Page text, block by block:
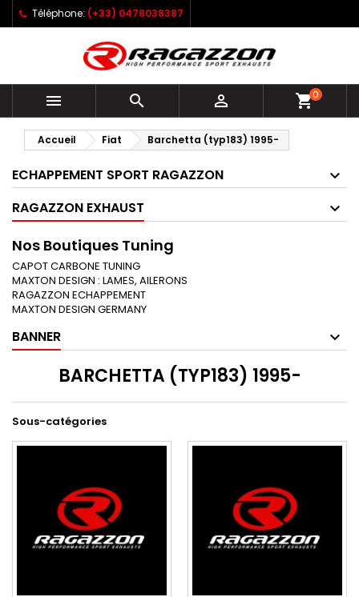
Téléphone: (+33) 0478038387
   shopping_cart0
Accueil Fiat Barchetta (typ183) 1995-
ECHAPPEMENT SPORT RAGAZZON
RAGAZZON EXHAUST
Nos Boutiques Tuning
CAPOT CARBONE TUNING
MAXTON DESIGN : LAMES, AILERONS
RAGAZZON ECHAPPEMENT
MAXTON DESIGN GERMANY
BANNER
BARCHETTA (TYP183) 1995-
Sous-catégories